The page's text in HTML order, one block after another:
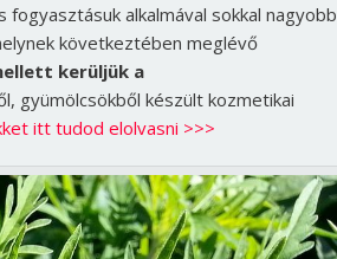
alkalmával sokkal nagyobb
következtében meglévő
kerüljük a
gyümölcsökből készült kozmetikai
itt tudod elolvasni >>>